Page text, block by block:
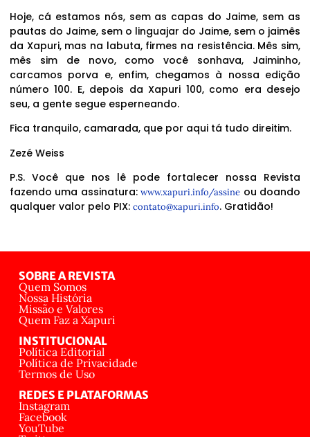
Hoje, cá estamos nós, sem as capas do Jaime, sem as
pautas do Jaime, sem o linguajar do Jaime, sem o jaimês
da Xapuri, mas na labuta, firmes na resistência. Mês sim,
mês sim de novo, como você sonhava, Jaiminho,
carcamos porva e, enfim, chegamos à nossa edição
número 100. E, depois da Xapuri 100, como era desejo
seu, a gente segue esperneando.
Fica tranquilo, camarada, que por aqui tá tudo direitim.
Zezé Weiss
P.S. Você que nos lê pode fortalecer nossa Revista
fazendo uma assinatura:www.xapuri.info/assine ou doando
qualquer valor pelo PIX: contato@xapuri.info. Gratidão!
SOBRE A REVISTA
Quem Somos
Nossa História
Missão e Valores
Quem Faz a Xapuri
INSTITUCIONAL
Política Editorial
Política de Privacidade
Termos de Uso
REDES E PLATAFORMAS
Instagram
Facebook
YouTube